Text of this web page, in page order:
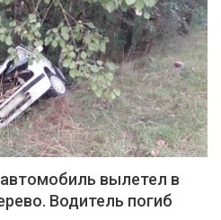
вылетел в
Водитель погиб